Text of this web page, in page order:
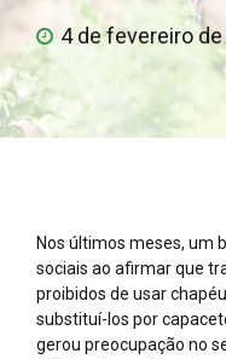
4 de fevereiro
Nos últimos meses, um
sociais ao afirmar que
proibidos de usar
substituí-los por
gerou preocupação no